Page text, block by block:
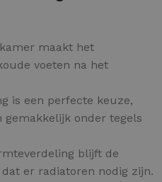
maakt het
voeten na het
is een perfecte keuze,
onder tegels
blijft de
er radiatoren nodig zijn.